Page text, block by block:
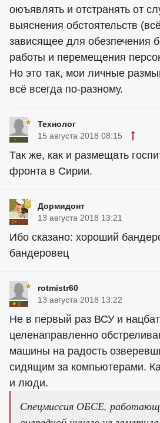
оюъявлять и отстранять от
выяснения обстоятельств
зависящее для обезпечения
работы и перемещения
Но это так, мои личные
всё всегда по-разному.
Технолог
15 августа 2018 08:15
Так же, как и размещать
фронта в Сирии.
Дормидонт
13 августа 2018 13:21
Ибо сказано: хороший
бандеровец
rotmistr60
13 августа 2018 13:22
Не в первый раз ВСУ и
целенаправленно
машины на радость
сидящим за компьютерами.
и люди.
Спецмиссия ОБСЕ,